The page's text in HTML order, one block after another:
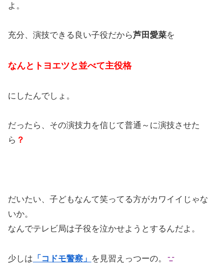
よ。
充分、演技できる良い子役だから芦田愛菜を
なんとトヨエツと並べて主役格
にしたんでしょ。
だったら、その演技力を信じて普通～に演技させた
ら ？
だいたい、子どもなんて笑ってる方がカワイイじゃな
いか。
なんでテレビ局は子役を泣かせようとするんだよ。
少しは 「コドモ警察」 を見習えっつーの。